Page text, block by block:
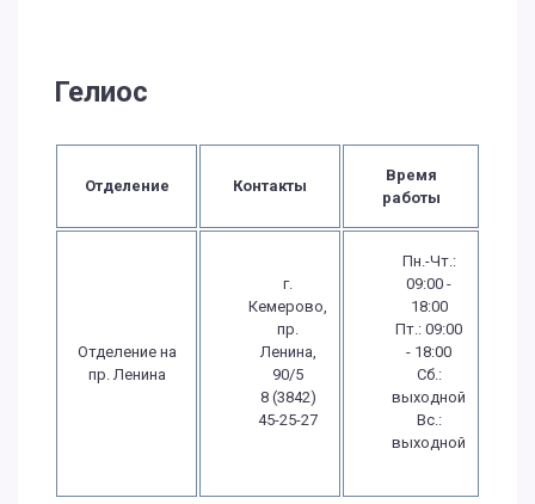
Гелиос
Отделение Контакты
Время
работы
Отделение на
пр. Ленина
г.
Кемерово,
пр.
Ленина,
90/5
8 (3842)
45-25-27
Пн.-Чт.:
09:00 -
18:00
Пт.: 09:00
- 18:00
Сб.:
выходной
Вс.:
выходной